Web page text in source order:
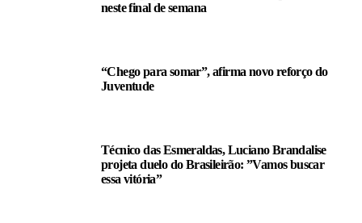
neste final de semana
“Chego para somar”, afirma novo reforço do
Juventude
Técnico das Esmeraldas, Luciano Brandalise
projeta duelo do Brasileirão: ”Vamos buscar
essa vitória”